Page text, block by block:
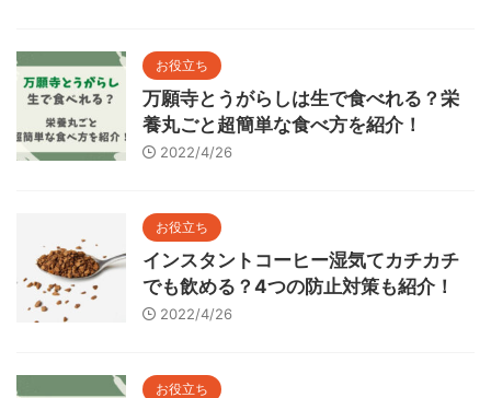
お役立ち
万願寺とうがらしは生で食べれる？栄
養丸ごと超簡単な食べ方を紹介！
2022/4/26
お役立ち
インスタントコーヒー湿気てカチカチ
でも飲める？4つの防止対策も紹介！
2022/4/26
お役立ち